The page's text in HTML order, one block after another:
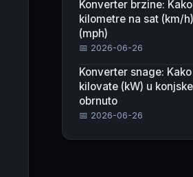
Konverter brzine:
kilometre na sat (km/
(mph)
📅 2026-06-26
Konverter snage:
kilovate (kW) u
obrnuto
📅 2026-06-26